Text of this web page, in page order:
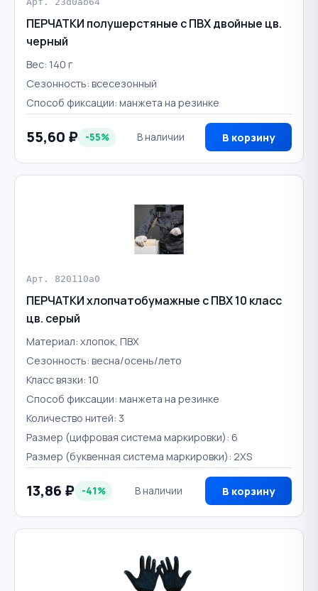
ПЕРЧАТКИ полушерстяные с ПВХ двойные цв.
черный
Вес: 140 г
Сезонность: всесезонный
Способ фиксации: манжета на резинке
55,60 ₽ -55% В наличии В корзину
Арт. 820110a0
ПЕРЧАТКИ хлопчатобумажные с ПВХ 10 класс
цв. серый
Материал: хлопок, ПВХ
Сезонность: весна/осень/лето
Класс вязки: 10
Способ фиксации: манжета на резинке
Количество нитей: 3
Размер (цифровая система маркировки): 6
Размер (буквенная система маркировки): 2XS
13,86 ₽ -41% В наличии В корзину